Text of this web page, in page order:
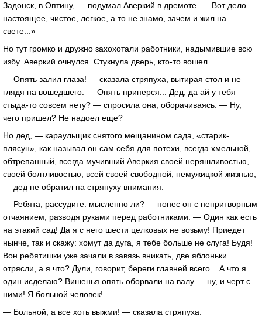
Задонск, в Оптину, — подумал Аверкий в дремоте. — Вот дело
настоящее, чистое, легкое, а то не знамо, зачем и жил на
свете...»
Но тут громко и дружно захохотали работники, надымившие всю
избу. Аверкий очнулся. Стукнула дверь, кто-то вошел.
— Опять залил глаза! — сказала стряпуха, вытирая стол и не
глядя на вошедшего. — Опять приперся... Дед, да ай у тебя
стыда-то совсем нету? — спросила она, оборачиваясь. — Ну,
чего пришел? Не надоел еще?
Но дед, — караульщик снятого мещанином сада, «старик-
плясун», как называл он сам себя для потехи, всегда хмельной,
обтрепанный, всегда мучивший Аверкия своей неряшливостью,
своей болтливостью, всей своей свободной, немужицкой жизнью,
— дед не обратил па стряпуху внимания.
— Ребята, рассудите: мысленно ли? — понес он с непритворным
отчаянием, разводя руками перед работниками. — Один как есть
на этакий сад! Да я с него шести целковых не возьму! Приедет
нынче, так и скажу: хомут да дуга, я тебе больше не слуга! Будя!
Вон ребятишки уже зачали в завязь вникать, две яблоньки
отрясли, а я что? Дули, говорит, береги главней всего... А что я
один исделаю? Вишенья опять оборвали на валу — ну, и черт с
ними! Я больной человек!
— Больной, а все хоть выжми! — сказала стряпуха.